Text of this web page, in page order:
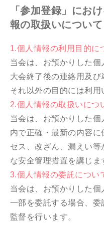
「参加登録」にお
報の取扱いについて
1.個人情報の利用目的に
当会は、お預かりした
大会終了後の連絡用及び
それ以外の目的には利用
2.個人情報の取扱いにつ
当会は、お預かりした
内で正確・最新の内容
セス、改ざん、漏えい
な安全管理措置を講じま
3.個人情報の委託につい
当会は、お預かりした
一部を委託する場合、
監督を行います。